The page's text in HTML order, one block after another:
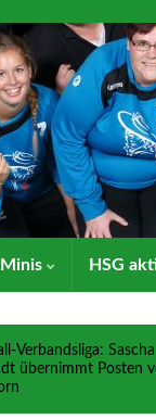
Minis HSG
Verbandsliga: Sascha
übernimmt Posten